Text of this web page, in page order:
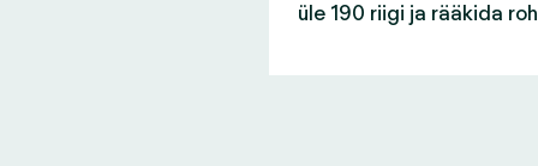
üle 190 riigi ja rääkida